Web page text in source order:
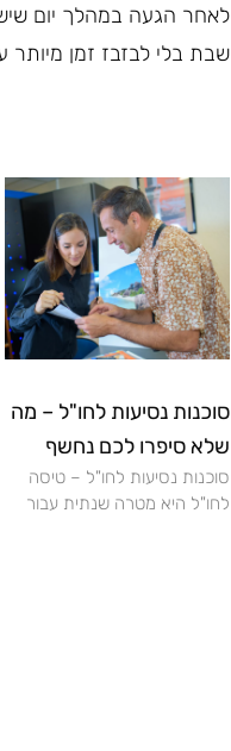
לאחר הגעה במהלך יום
שבת בלי לבזבז זמן מיותר
סוכנות נסיעות לחו"ל – מה
שלא סיפרו לכם נחשף
סוכנות נסיעות לחו"ל – טיסה
לחו"ל היא מטרה שנתית עבור